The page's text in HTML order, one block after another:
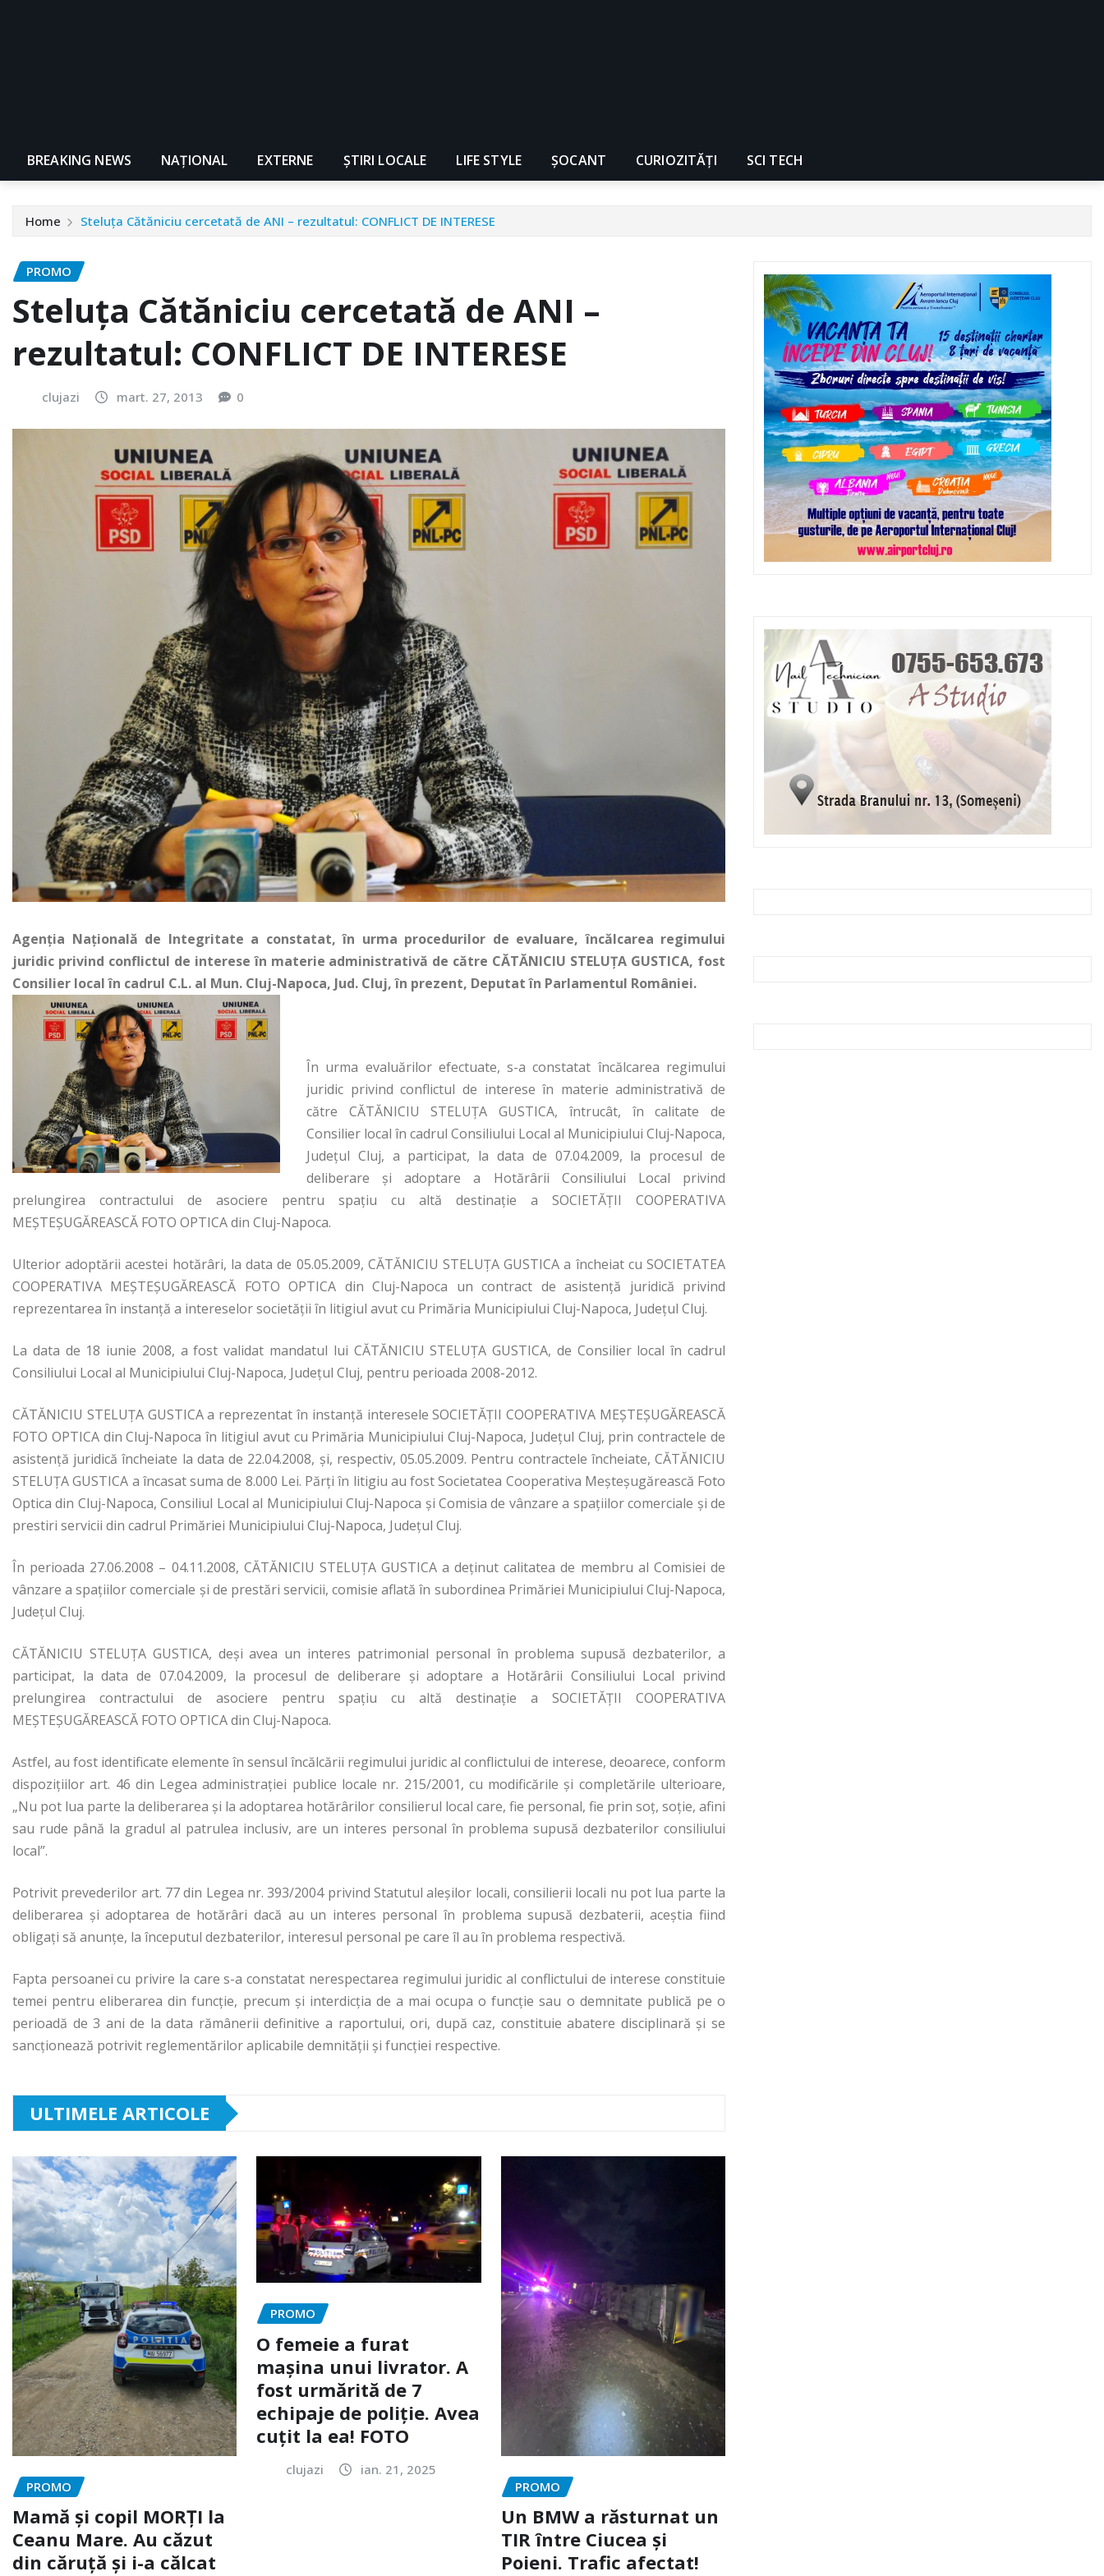
BREAKING NEWS NAŢIONAL EXTERNE ȘTIRI LOCALE LIFE STYLE ȘOCANT CURIOZITĂȚI SCI TECH
Home Steluţa Cătăniciu cercetată de ANI – rezultatul: CONFLICT DE INTERESE
PROMO
Steluţa Cătăniciu cercetată de ANI –
rezultatul: CONFLICT DE INTERESE
clujazi mart. 27, 2013 0
Agenția Națională de Integritate a constatat, în urma procedurilor de evaluare, încălcarea regimului
juridic privind conflictul de interese în materie administrativă de către CĂTĂNICIU STELUŢA GUSTICA, fost
Consilier local în cadrul C.L. al Mun. Cluj-Napoca, Jud. Cluj, în prezent, Deputat în Parlamentul României.
În urma evaluărilor efectuate, s-a constatat încălcarea regimului
juridic privind conflictul de interese în materie administrativă de
către CĂTĂNICIU STELUŢA GUSTICA, întrucât, în calitate de
Consilier local în cadrul Consiliului Local al Municipiului Cluj-Napoca,
Județul Cluj, a participat, la data de 07.04.2009, la procesul de
deliberare şi adoptare a Hotărârii Consiliului Local privind
prelungirea contractului de asociere pentru spaţiu cu altă destinaţie a SOCIETĂŢII COOPERATIVA
MEŞTEŞUGĂREASCĂ FOTO OPTICA din Cluj-Napoca.
Ulterior adoptării acestei hotărâri, la data de 05.05.2009, CĂTĂNICIU STELUŢA GUSTICA a încheiat cu SOCIETATEA
COOPERATIVA MEŞTEŞUGĂREASCĂ FOTO OPTICA din Cluj-Napoca un contract de asistenţă juridică privind
reprezentarea în instanţă a intereselor societății în litigiul avut cu Primăria Municipiului Cluj-Napoca, Judeţul Cluj.
La data de 18 iunie 2008, a fost validat mandatul lui CĂTĂNICIU STELUŢA GUSTICA, de Consilier local în cadrul
Consiliului Local al Municipiului Cluj-Napoca, Județul Cluj, pentru perioada 2008-2012.
CĂTĂNICIU STELUŢA GUSTICA a reprezentat în instanţă interesele SOCIETĂȚII COOPERATIVA MEŞTEŞUGĂREASCĂ
FOTO OPTICA din Cluj-Napoca în litigiul avut cu Primăria Municipiului Cluj-Napoca, Județul Cluj, prin contractele de
asistenţă juridică încheiate la data de 22.04.2008, și, respectiv, 05.05.2009. Pentru contractele încheiate, CĂTĂNICIU
STELUŢA GUSTICA a încasat suma de 8.000 Lei. Părți în litigiu au fost Societatea Cooperativa Meşteşugărească Foto
Optica din Cluj-Napoca, Consiliul Local al Municipiului Cluj-Napoca şi Comisia de vânzare a spaţiilor comerciale şi de
prestiri servicii din cadrul Primăriei Municipiului Cluj-Napoca, Județul Cluj.
În perioada 27.06.2008 – 04.11.2008, CĂTĂNICIU STELUŢA GUSTICA a deţinut calitatea de membru al Comisiei de
vânzare a spaţiilor comerciale şi de prestări servicii, comisie aflată în subordinea Primăriei Municipiului Cluj-Napoca,
Județul Cluj.
CĂTĂNICIU STELUŢA GUSTICA, deși avea un interes patrimonial personal în problema supusă dezbaterilor, a
participat, la data de 07.04.2009, la procesul de deliberare şi adoptare a Hotărârii Consiliului Local privind
prelungirea contractului de asociere pentru spaţiu cu altă destinaţie a SOCIETĂŢII COOPERATIVA
MEŞTEŞUGĂREASCĂ FOTO OPTICA din Cluj-Napoca.
Astfel, au fost identificate elemente în sensul încălcării regimului juridic al conflictului de interese, deoarece, conform
dispozițiilor art. 46 din Legea administrației publice locale nr. 215/2001, cu modificările şi completările ulterioare,
„Nu pot lua parte la deliberarea şi la adoptarea hotărârilor consilierul local care, fie personal, fie prin soţ, soţie, afini
sau rude până la gradul al patrulea inclusiv, are un interes personal în problema supusă dezbaterilor consiliului
local”.
Potrivit prevederilor art. 77 din Legea nr. 393/2004 privind Statutul aleșilor locali, consilierii locali nu pot lua parte la
deliberarea şi adoptarea de hotărâri dacă au un interes personal în problema supusă dezbaterii, aceștia fiind
obligaţi să anunţe, la începutul dezbaterilor, interesul personal pe care îl au în problema respectivă.
Fapta persoanei cu privire la care s-a constatat nerespectarea regimului juridic al conflictului de interese constituie
temei pentru eliberarea din funcție, precum şi interdicția de a mai ocupa o funcție sau o demnitate publică pe o
perioadă de 3 ani de la data rămânerii definitive a raportului, ori, după caz, constituie abatere disciplinară și se
sancționează potrivit reglementărilor aplicabile demnității și funcției respective.
ULTIMELE ARTICOLE
PROMO
Mamă și copil MORȚI la
Ceanu Mare. Au căzut
din căruță și i-a călcat
PROMO
O femeie a furat
mașina unui livrator. A
fost urmărită de 7
echipaje de poliție. Avea
cuțit la ea! FOTO
clujazi
ian. 21, 2025
PROMO
Un BMW a răsturnat un
TIR între Ciucea și
Poieni. Trafic afectat!